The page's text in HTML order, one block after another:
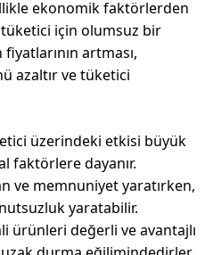
ekonomik faktörlerden
için olumsuz bir
artması,
azaltır ve tüketici
üzerindeki etkisi büyük
faktörlere dayanır.
ve memnuniyet yaratırken,
yaratabilir.
ürünleri değerli ve avantajlı